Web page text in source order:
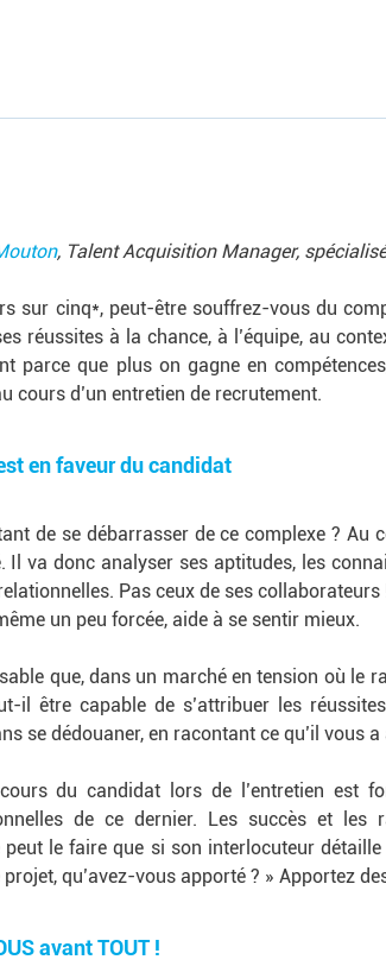
, Talent Acquisition Manager,
sur cinq*, peut-être souffrez-vous du
réussites à la chance, à l’équipe, au
parce que plus on gagne en
cours d’un entretien de recrutement.
en faveur du candidat
de se débarrasser de ce complexe ? Au
Il va donc analyser ses aptitudes, les
Pas ceux de ses
un peu forcée, aide à se sentir mieux.
que, dans un marché en tension où le
il être capable de s’attribuer les
se dédouaner, en racontant ce qu’il vous
du candidat lors de l’entretien est
de ce dernier. Les succès et
le faire que si son interlocuteur
qu’avez-vous apporté ? » Apportez
avant TOUT !